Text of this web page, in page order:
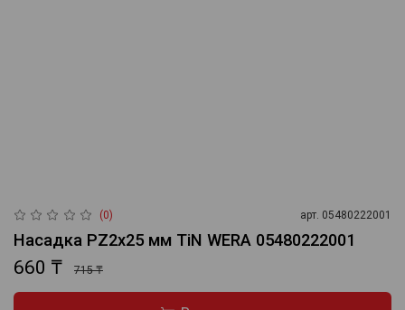
(0) арт. 05480222001
Насадка PZ2x25 мм TiN WERA 05480222001
660 ₸ 715 ₸